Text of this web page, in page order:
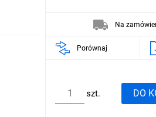
Na
Porównaj
szt. DO